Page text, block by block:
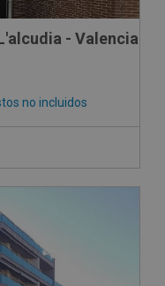
- Valencia
no incluidos